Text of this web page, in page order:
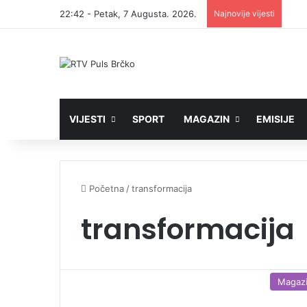
22:42 - Petak, 7 Augusta. 2026. Najnovije vijesti
VIJESTI SPORT MAGAZIN EMISIJE
Početna /transformacija
transformacija